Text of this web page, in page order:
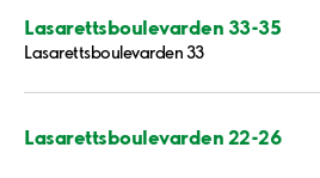
Lasarettsboulevarden 33-35
Lasarettsboulevarden 33
Lasarettsboulevarden 22-26